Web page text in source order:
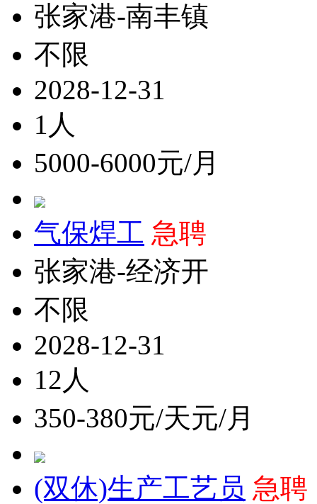
张家港-南丰镇
不限
2028-12-31
1人
5000-6000元/月
气保焊工 急聘
张家港-经济开
不限
2028-12-31
12人
350-380元/天元/月
(双休)生产工艺员 急聘